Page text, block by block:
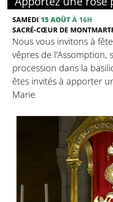
SAMEDI 15 AOÛT À 16H
SACRÉ-CŒUR DE
Nous vous invitons à
vêpres de l'Assomption,
procession dans la
êtes invités à apporter
Marie